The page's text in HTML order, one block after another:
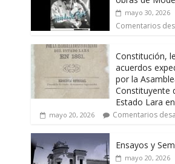
mayo 30, 2026
Comentarios
Constitución,
acuerdos
por la
Constituyente
Estado Lara
mayo 20, 2026 Comentarios
Ensayos y
mayo 20, 2026